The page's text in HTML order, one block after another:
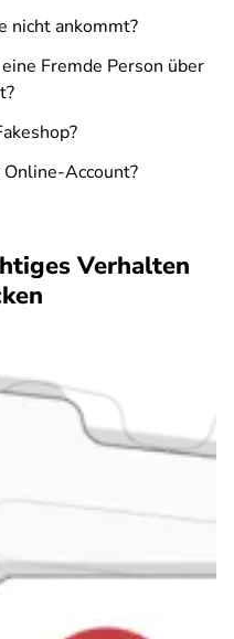
nicht ankommt?
Fremde Person über
Account?
Verhalten